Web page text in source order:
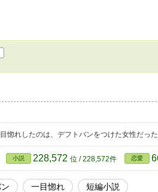
惚れしたのは、デフトバンをつけた女性だった
小説 228,572 位 / 228,572件 恋愛
一目惚れ 短編小説